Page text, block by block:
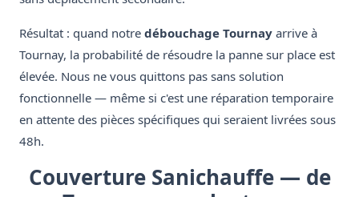
Résultat : quand notre débouchage Tournay arrive à
Tournay, la probabilité de résoudre la panne sur place est
élevée. Nous ne vous quittons pas sans solution
fonctionnelle — même si c'est une réparation temporaire
en attente des pièces spécifiques qui seraient livrées sous
48h.
Couverture Sanichauffe — de